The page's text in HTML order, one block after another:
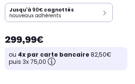
Jusqu'à 90€ cagnottés
nouveaux adhérents
299,99€
ou 4x par carte bancaire82,50€
puis 3x 75,00